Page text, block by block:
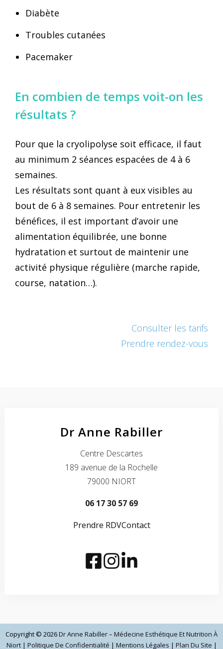
Diabète
Troubles cutanées
Pacemaker
En combien de temps voit-on les
résultats ?
Pour que la cryolipolyse soit efficace, il faut
au minimum 2 séances espacées de 4 à 6
semaines.
Les résultats sont quant à eux visibles au
bout de 6 à 8 semaines. Pour entretenir les
bénéfices, il est important d’avoir une
alimentation équilibrée, une bonne
hydratation et surtout de maintenir une
activité physique régulière (marche rapide,
course, natation…).
Consulter les tarifs
Prendre rendez-vous
Dr Anne Rabiller
Centre Descartes
189 avenue de la Rochelle
79000 NIORT
06 17 30 57 69
Prendre RDVContact
Copyright © 2026Dr Anne Rabiller – Médecine Esthétique Et Nutrition À
Niort| Politique De Confidentialité | Mentions Légales | Plan Du Site |